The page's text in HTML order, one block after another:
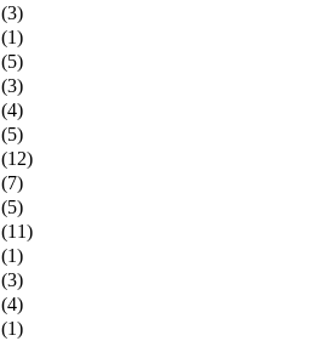
(3)
(1)
(5)
(3)
(4)
(5)
(12)
(7)
(5)
(11)
(1)
(3)
(4)
(1)